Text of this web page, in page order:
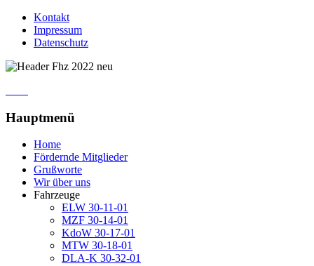
Kontakt
Impressum
Datenschutz
Hauptmenü
Home
Fördernde Mitglieder
Grußworte
Wir über uns
Fahrzeuge
ELW 30-11-01
MZF 30-14-01
KdoW 30-17-01
MTW 30-18-01
DLA-K 30-32-01